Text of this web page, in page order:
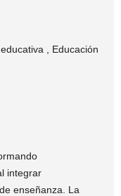
, Educación
integrar
enseñanza. La